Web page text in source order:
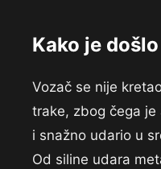
Kako je
Vozač se nije
trake, zbog čega
i snažno udario u
Od siline udara